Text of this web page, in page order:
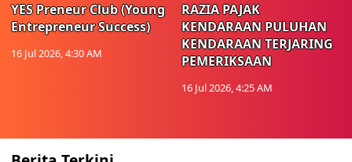
YES Preneur Club (Young
Entrepreneur Success)
16 Jul 2026, 4:30 AM
RAZIA PAJAK
KENDARAAN PULUHAN
KENDARAAN TERJARING
PEMERIKSAAN
16 Jul 2026, 4:25 AM